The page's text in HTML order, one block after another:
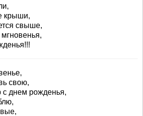
крыши,
свыше,
свою,
с днем рожденья,